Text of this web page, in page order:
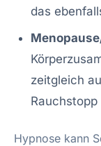
das
zeitgleich
Hypnose kann